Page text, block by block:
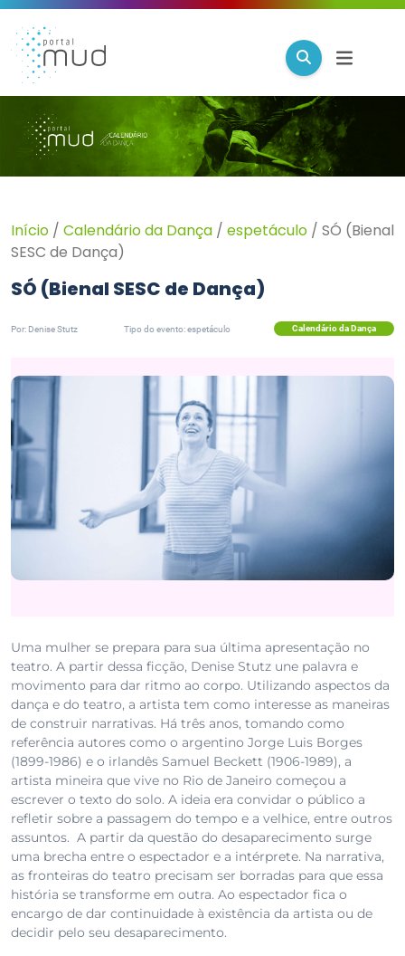
Início / Calendário da Dança / espetáculo / SÓ (Bienal
SESC de Dança)
SÓ (Bienal SESC de Dança)
Por: Denise Stutz Tipo do evento: espetáculo Calendário da Dança
Uma mulher se prepara para sua última apresentação no
teatro. A partir dessa ficção, Denise Stutz une palavra e
movimento para dar ritmo ao corpo. Utilizando aspectos da
dança e do teatro, a artista tem como interesse as maneiras
de construir narrativas. Há três anos, tomando como
referência autores como o argentino Jorge Luis Borges
(1899-1986) e o irlandês Samuel Beckett (1906-1989), a
artista mineira que vive no Rio de Janeiro começou a
escrever o texto do solo. A ideia era convidar o público a
refletir sobre a passagem do tempo e a velhice, entre outros
assuntos. A partir da questão do desaparecimento surge
uma brecha entre o espectador e a intérprete. Na narrativa,
as fronteiras do teatro precisam ser borradas para que essa
história se transforme em outra. Ao espectador fica o
encargo de dar continuidade à existência da artista ou de
decidir pelo seu desaparecimento.